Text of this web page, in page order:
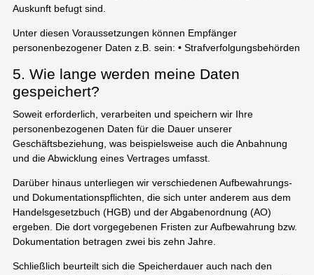
Auskunft befugt sind.
Unter diesen Voraussetzungen können Empfänger
personenbezogener Daten z.B. sein: • Strafverfolgungsbehörden
5. Wie lange werden meine Daten
gespeichert?
Soweit erforderlich, verarbeiten und speichern wir Ihre
personenbezogenen Daten für die Dauer unserer
Geschäftsbeziehung, was beispielsweise auch die Anbahnung
und die Abwicklung eines Vertrages umfasst.
Darüber hinaus unterliegen wir verschiedenen Aufbewahrungs-
und Dokumentationspflichten, die sich unter anderem aus dem
Handelsgesetzbuch (HGB) und der Abgabenordnung (AO)
ergeben. Die dort vorgegebenen Fristen zur Aufbewahrung bzw.
Dokumentation betragen zwei bis zehn Jahre.
Schließlich beurteilt sich die Speicherdauer auch nach den